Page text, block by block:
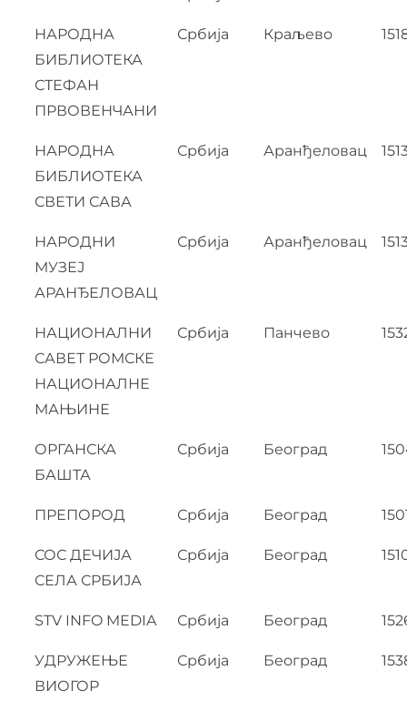
НАРОДНА
БИБЛИОTЕКА
СТЕФАН
ПРВОВЕНЧАНИ
Србија Краљево
НАРОДНА
БИБЛИОТЕКА
СВЕТИ САВА
Србија Аранђеловац
НАРОДНИ
МУЗЕЈ
АРАНЂЕЛОВАЦ
Србија Аранђеловац
НАЦИОНАЛНИ
САВЕТ РОМСКЕ
НАЦИОНАЛНЕ
МАЊИНЕ
Србија Панчево
ОРГАНСКА
БАШТА
Србија Београд
ПРЕПОРОД Србија Београд
СОС ДЕЧИЈА
СЕЛА СРБИЈА
Србија Београд
STV INFO MEDIA Србија Београд
УДРУЖЕЊЕ
ВИОГОР
Србија Београд